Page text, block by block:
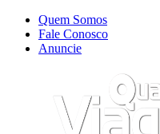
Quem Somos
Fale Conosco
Anuncie